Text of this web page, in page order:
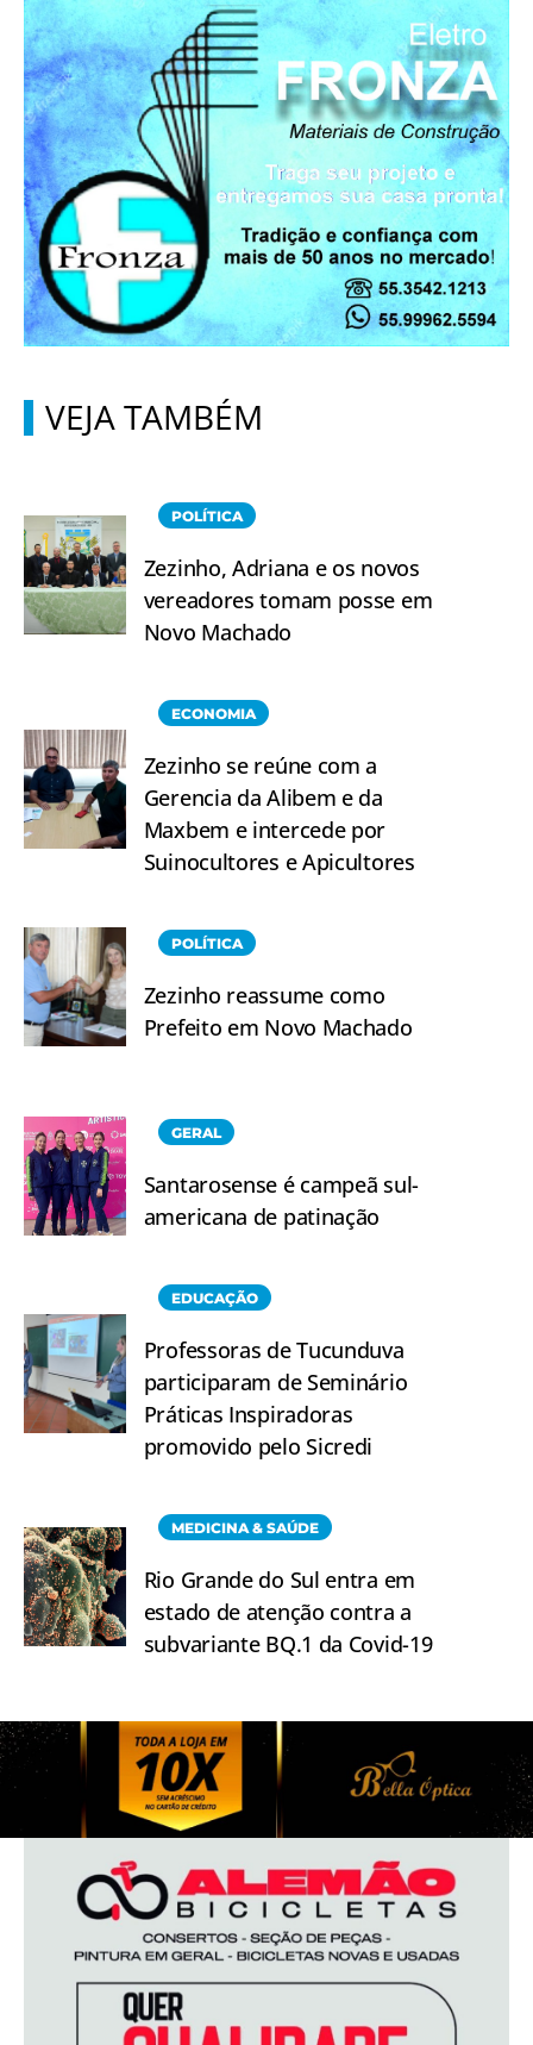
VEJA TAMBÉM
POLÍTICA
Zezinho, Adriana e os novos
vereadores tomam posse em
Novo Machado
ECONOMIA
Zezinho se reúne com a
Gerencia da Alibem e da
Maxbem e intercede por
Suinocultores e Apicultores
POLÍTICA
Zezinho reassume como
Prefeito em Novo Machado
GERAL
Santarosense é campeã sul-
americana de patinação
EDUCAÇÃO
Professoras de Tucunduva
participaram de Seminário
Práticas Inspiradoras
promovido pelo Sicredi
MEDICINA & SAÚDE
Rio Grande do Sul entra em
estado de atenção contra a
subvariante BQ.1 da Covid-19